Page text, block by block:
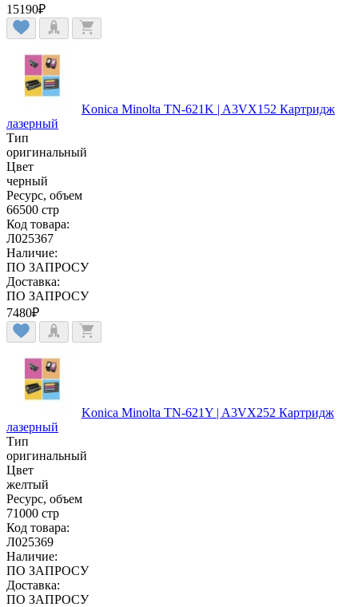
15190₽
Konica Minolta TN-621K | A3VX152 Картридж
лазерный
Тип
оригинальный
Цвет
черный
Ресурс, объем
66500 стр
Код товара:
Л025367
Наличие:
ПО ЗАПРОСУ
Доставка:
ПО ЗАПРОСУ
7480₽
Konica Minolta TN-621Y | A3VX252 Картридж
лазерный
Тип
оригинальный
Цвет
желтый
Ресурс, объем
71000 стр
Код товара:
Л025369
Наличие:
ПО ЗАПРОСУ
Доставка:
ПО ЗАПРОСУ